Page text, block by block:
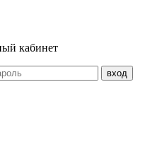
кабинет
вход